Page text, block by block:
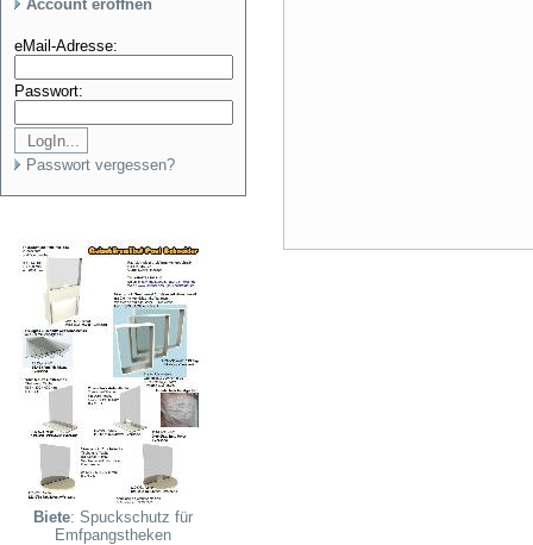
Account eröffnen
eMail-Adresse:
Passwort:
Passwort vergessen?
Biete: Spuckschutz für
Emfpangstheken